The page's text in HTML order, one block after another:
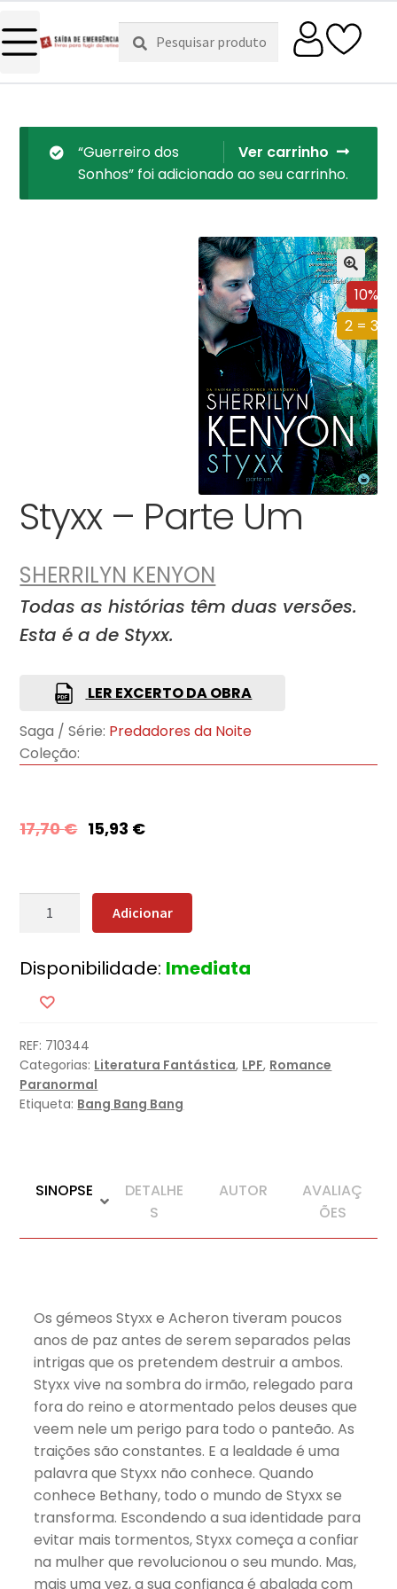
Pesquisar
por:
Pesquisa
Ver carrinho
“Guerreiro dos
Sonhos” foi adicionado ao seu carrinho.
10%
2 = 3
Styxx – Parte Um
SHERRILYN KENYON
Todas as histórias têm duas versões.
Esta é a de Styxx.
LER EXCERTO DA OBRA
Saga / Série: Predadores da Noite
Coleção:
17,70€ 15,93 €
Quantidade
-
Parte
Adicionar
Disponibilidade: Imediata
REF: 710344
Categorias: Literatura Fantástica, LPF, Romance
Paranormal
Etiqueta: Bang Bang Bang
SINOPSE
DETALHE
S
AUTOR
AVALIAÇ
ÕES
Os gémeos Styxx e Acheron tiveram poucos
anos de paz antes de serem separados pelas
intrigas que os pretendem destruir a ambos.
Styxx vive na sombra do irmão, relegado para
fora do reino e atormentado pelos deuses que
veem nele um perigo para todo o panteão. As
traições são constantes. E a lealdade é uma
palavra que Styxx não conhece. Quando
conhece Bethany, todo o mundo de Styxx se
transforma. Escondendo a sua identidade para
evitar mais tormentos, Styxx começa a confiar
na mulher que revolucionou o seu mundo. Mas,
mais uma vez, a sua confiança é abalada com